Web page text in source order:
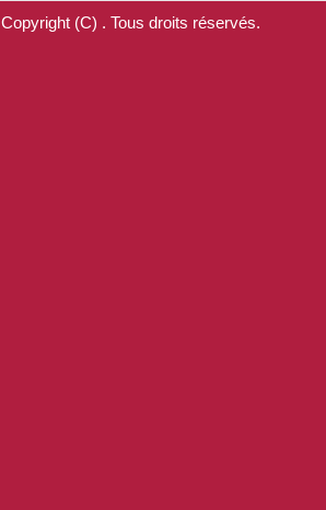
Copyright (C) . Tous droits réservés.